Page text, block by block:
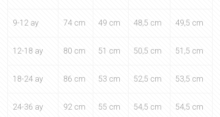
9-12 ay 74 cm 49 cm 48,5 cm 49,5 cm
12-18 ay 80 cm 51 cm 50,5 cm 51,5 cm
18-24 ay 86 cm 53 cm 52,5 cm 53,5 cm
24-36 ay 92 cm 55 cm 54,5 cm 54,5 cm